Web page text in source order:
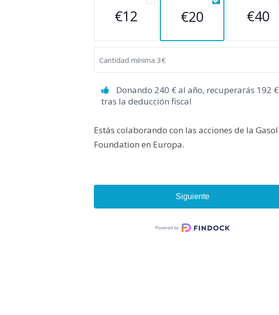
€12 €20 €40
Donando 240 € al año, recuperarás 192 €
tras la deducción fiscal
Estás colaborando con las acciones de la Gasol
Foundation en Europa.